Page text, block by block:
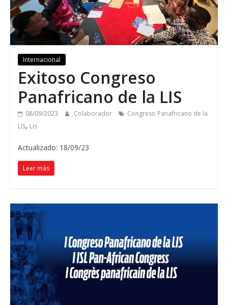
Internacional
Exitoso Congreso
Panafricano de la LIS
08/09/2023 Colaborador
Congreso Panafricano de la
LIS, Lis
Actualizado: 18/09/23
Leer más